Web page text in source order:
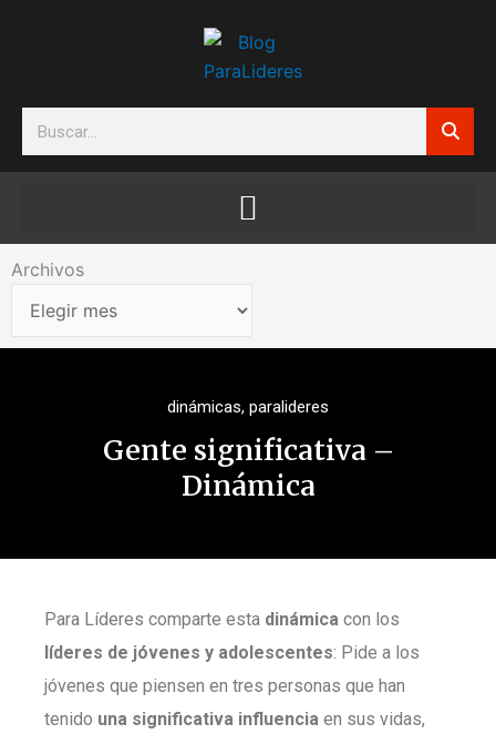
Search
Archivos
Archivos
dinámicas, paralideres
Gente significativa –
Dinámica
Para Líderes comparte esta dinámica con los
líderes de jóvenes y adolescentes: Pide a los
jóvenes que piensen en tres personas que han
tenido una significativa influencia en sus vidas,